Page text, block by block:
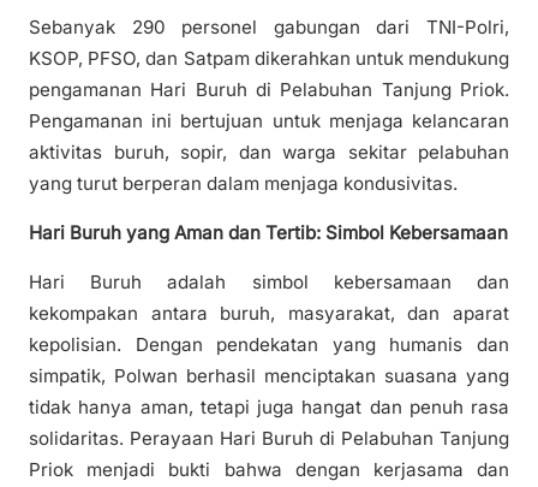
Sebanyak 290 personel gabungan dari TNI-Polri,
KSOP, PFSO, dan Satpam dikerahkan untuk mendukung
pengamanan Hari Buruh di Pelabuhan Tanjung Priok.
Pengamanan ini bertujuan untuk menjaga kelancaran
aktivitas buruh, sopir, dan warga sekitar pelabuhan
yang turut berperan dalam menjaga kondusivitas.
Hari Buruh yang Aman dan Tertib: Simbol Kebersamaan
Hari Buruh adalah simbol kebersamaan dan
kekompakan antara buruh, masyarakat, dan aparat
kepolisian. Dengan pendekatan yang humanis dan
simpatik, Polwan berhasil menciptakan suasana yang
tidak hanya aman, tetapi juga hangat dan penuh rasa
solidaritas. Perayaan Hari Buruh di Pelabuhan Tanjung
Priok menjadi bukti bahwa dengan kerjasama dan